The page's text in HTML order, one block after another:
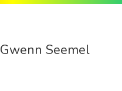
Gwenn Seemel